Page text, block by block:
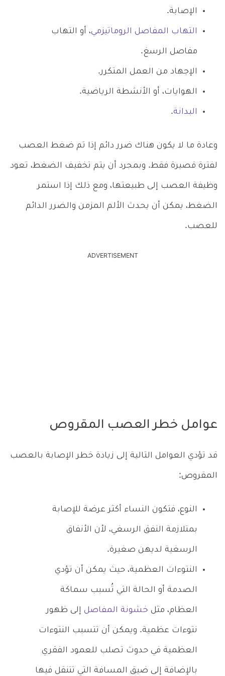
الإصابة.
التهاب المفاصل الروماتيزمي، أو التهاب
مفاصل الرسغ.
الإجهاد من العمل المتكرر.
الهوايات، أو الأنشطة الرياضية.
البدانة.
وعادة ما لا يكون هناك ضرر دائم إذا تم ضغط العصب
لفترة قصيرة فقط. وبمجرد أن يتم تخفيف الضغط، تعود
وظيفة العصب إلى طبيعتها، ومع ذلك إذا استمر
الضغط، يمكن أن يحدث الألم المزمن والضرر الدائم
للعصب.
ADVERTISEMENT
عوامل خطر العصب المقروص
قد تؤدي العوامل التالية إلى زيادة خطر الإصابة بالعصب
المقروص:
النوع، فتكون النساء أكثر عرضة للإصابة
بمتلازمة النفق الرسغي، لأن الأنفاق
الرسغية لديهن صغيرة.
النتوءات العظمية، حيث يمكن أن تؤدي
الصدمة أو الحالة التي تُسبب سماكة
العظام، مثل خشونة المفاصل إلى ظهور
نتوءات عظمية. ويمكن أن تتسبب النتوءات
العظمية في حدوث تصلب للعمود الفقري
بالإضافة إلى ضيق المسافة التي تتنقل فيها